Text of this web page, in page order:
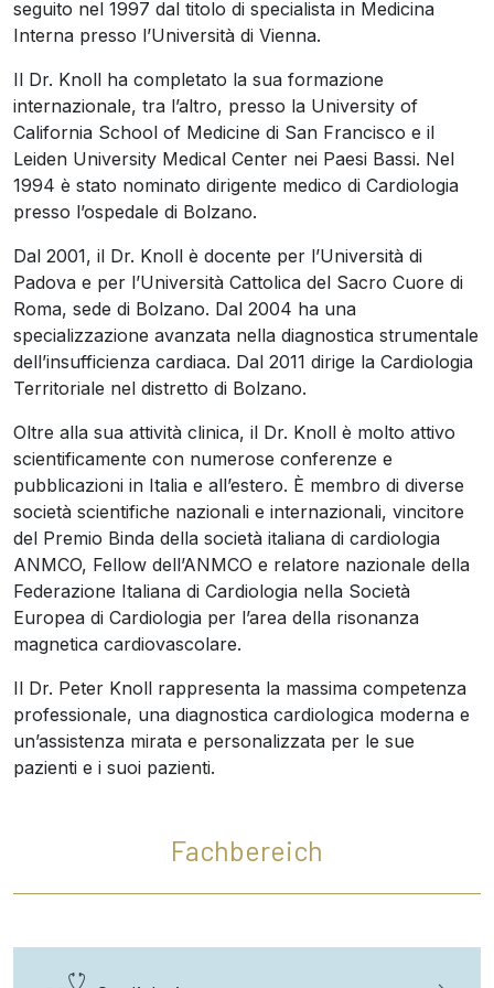
seguito nel 1997 dal titolo di specialista in Medicina
Interna presso l’Università di Vienna.
Il Dr. Knoll ha completato la sua formazione
internazionale, tra l’altro, presso la University of
California School of Medicine di San Francisco e il
Leiden University Medical Center nei Paesi Bassi. Nel
1994 è stato nominato dirigente medico di Cardiologia
presso l’ospedale di Bolzano.
Dal 2001, il Dr. Knoll è docente per l’Università di
Padova e per l’Università Cattolica del Sacro Cuore di
Roma, sede di Bolzano. Dal 2004 ha una
specializzazione avanzata nella diagnostica strumentale
dell’insufficienza cardiaca. Dal 2011 dirige la Cardiologia
Territoriale nel distretto di Bolzano.
Oltre alla sua attività clinica, il Dr. Knoll è molto attivo
scientificamente con numerose conferenze e
pubblicazioni in Italia e all’estero. È membro di diverse
società scientifiche nazionali e internazionali, vincitore
del Premio Binda della società italiana di cardiologia
ANMCO, Fellow dell’ANMCO e relatore nazionale della
Federazione Italiana di Cardiologia nella Società
Europea di Cardiologia per l’area della risonanza
magnetica cardiovascolare.
Il Dr. Peter Knoll rappresenta la massima competenza
professionale, una diagnostica cardiologica moderna e
un’assistenza mirata e personalizzata per le sue
pazienti e i suoi pazienti.
Fachbereich